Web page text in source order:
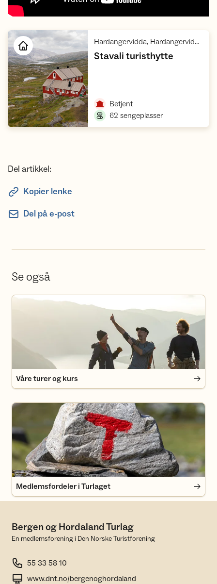
Hardangervidda, Hardangervidda villreinområde 1
Stavali turisthytte
Betjent,
62 sengeplasser,
Del artikkel:
Kopier lenke
Del på e-post
Se også
Våre turer og kurs
Våre turer og kurs
Medlemsfordeler i Turlaget
Medlemsfordeler i Turlaget
Bergen og Hordaland Turlag
En medlemsforening i Den Norske Turistforening
55 33 58 10
www.dnt.no/bergenoghordaland